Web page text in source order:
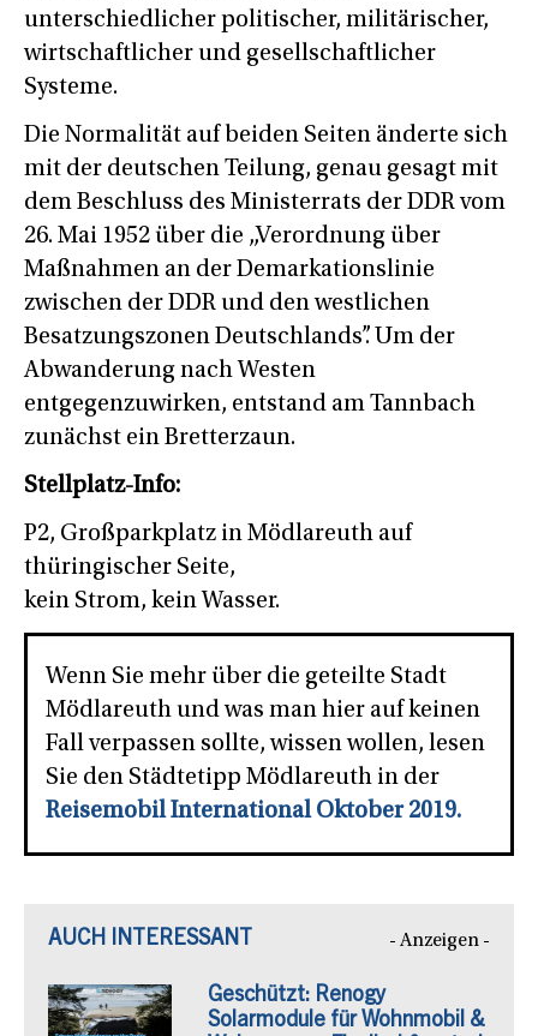
unterschiedlicher politischer, militärischer,
wirtschaftlicher und gesellschaftlicher
Systeme.
Die Normalität auf beiden Seiten änderte sich
mit der deutschen Teilung, genau gesagt mit
dem Beschluss des Ministerrats der DDR vom
26. Mai 1952 über die „Verordnung über
Maßnahmen an der Demarkationslinie
zwischen der DDR und den westlichen
Besatzungszonen Deutschlands”. Um der
Abwanderung nach Westen
entgegenzuwirken, entstand am Tannbach
zunächst ein Bretterzaun.
Stellplatz-Info:
P2, Großparkplatz in Mödlareuth auf
thüringischer Seite,
kein Strom, kein Wasser.
Wenn Sie mehr über die geteilte Stadt
Mödlareuth und was man hier auf keinen
Fall verpassen sollte, wissen wollen, lesen
Sie den Städtetipp Mödlareuth in der
Reisemobil International Oktober 2019.
AUCH INTERESSANT - Anzeigen -
Geschützt: Renogy
Solarmodule für Wohnmobil &